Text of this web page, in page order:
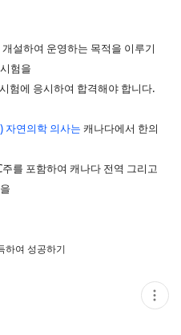
설하여 운영하는 목적을 이루기
험을
험에 응시하여 합격해야 합니다.
연의학 의사는 캐나다에서 한의
를 포함하여 캐나다 전역 그리고
하여 성공하기
현
재